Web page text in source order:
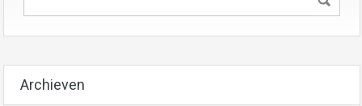
Archieven